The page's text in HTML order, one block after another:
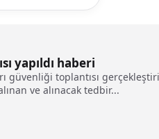
yapıldı haberi
güvenliği toplantısı
ve alınacak tedbir...